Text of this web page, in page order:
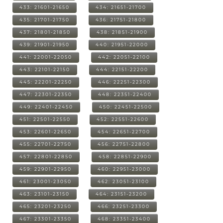
433: 21601-21650 434: 21651-21700
435: 21701-21750 436: 21751-21800
437: 21801-21850 438: 21851-21900
439: 21901-21950 440: 21951-22000
441: 22001-22050 442: 22051-22100
443: 22101-22150 444: 22151-22200
445: 22201-22250 446: 22251-22300
447: 22301-22350 448: 22351-22400
449: 22401-22450 450: 22451-22500
451: 22501-22550 452: 22551-22600
453: 22601-22650 454: 22651-22700
455: 22701-22750 456: 22751-22800
457: 22801-22850 458: 22851-22900
459: 22901-22950 460: 22951-23000
461: 23001-23050 462: 23051-23100
463: 23101-23150 464: 23151-23200
465: 23201-23250 466: 23251-23300
467: 23301-23350 468: 23351-23400